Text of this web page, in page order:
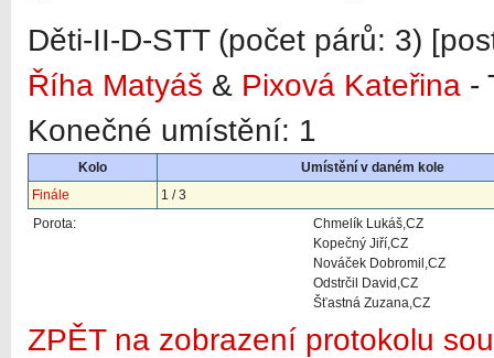
Děti-II-D-STT (počet párů: 3)
Říha Matyáš & Pixová Kateřina -
Konečné umístění: 1
Kolo
Umístění v daném kole
Finále
1 / 3
Porota:
Chmelík Lukáš,CZ
Kopečný Jiří,CZ
Nováček Dobromil,CZ
Odstrčil David,CZ
Šťastná Zuzana,CZ
ZPĚT na zobrazení protokolu